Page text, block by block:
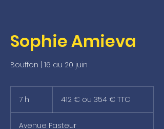
Sophie Amieva
Bouffon | 16 au 20 juin
7 h
€
412 € ou 354 € TTC
Avenue Pasteur